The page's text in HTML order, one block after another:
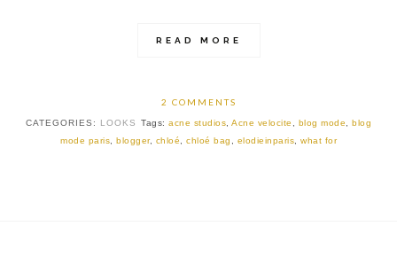
READ MORE
2 COMMENTS
CATEGORIES: LOOKS Tags: acne studios, Acne velocite , blog mode, blog
mode paris, blogger, chloé, chloé bag , elodieinparis, what for